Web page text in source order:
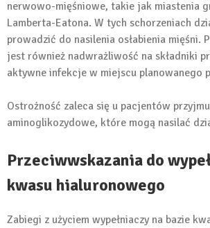
nerwowo-mięśniowe, takie jak miastenia
Lamberta-Eatona. W tych schorzeniach
prowadzić do nasilenia osłabienia mięśni.
jest również nadwrażliwość na składniki
aktywne infekcje w miejscu planowanego
Ostrożność zaleca się u pacjentów
aminoglikozydowe, które mogą nasilać
Przeciwwskazania do
kwasu hialuronowego
Zabiegi z użyciem wypełniaczy na bazie